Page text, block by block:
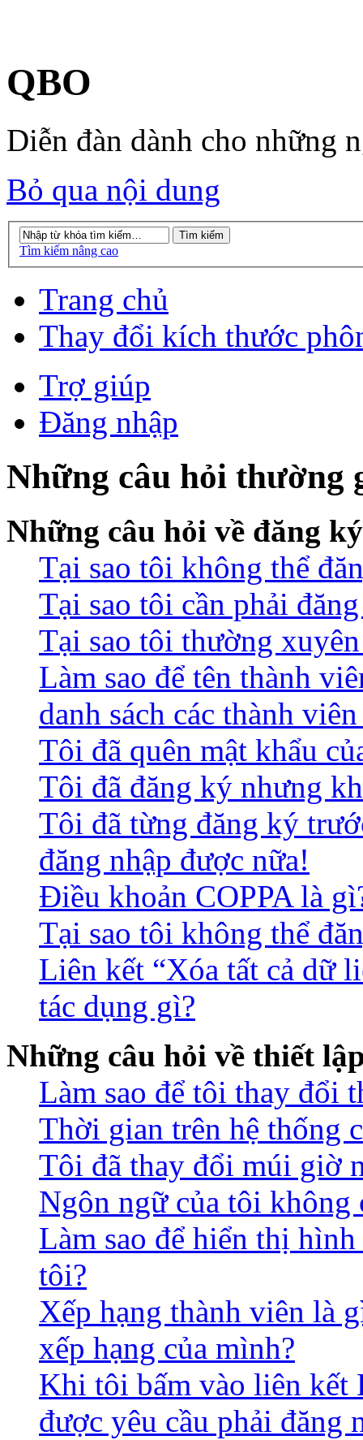
QBO
Diễn đàn dành cho những
Bỏ qua nội dung
Tìm kiếm nâng cao
Trang chủ
Thay đổi kích thước
Trợ giúp
Đăng nhập
Những câu hỏi thường
Những câu hỏi về đăng
Tại sao tôi không thể
Tại sao tôi cần phải
Tại sao tôi thường
Làm sao để tên thành
danh sách các thành
Tôi đã quên mật khẩu
Tôi đã đăng ký nhưng
Tôi đã từng đăng ký
đăng nhập được nữa!
Điều khoản COPPA là
Tại sao tôi không thể
Liên kết “Xóa tất cả dữ
tác dụng gì?
Những câu hỏi về thiết
Làm sao để tôi thay đổi
Thời gian trên hệ thống
Tôi đã thay đổi múi giờ
Ngôn ngữ của tôi không
Làm sao để hiển thị
tôi?
Xếp hạng thành viên là
xếp hạng của mình?
Khi tôi bấm vào liên kết
được yêu cầu phải đăng